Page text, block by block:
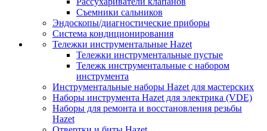
Съемники сальников
Эндоскопы/диагностические приборы
Система кондиционирования
Тележки инструментальные Hazet
Тележки инструментальные пустые
Тележк инструментальные с набором
инструмента
Инструментальные наборы Hazet для мастерских
Наборы инструмента Hazet для электрика (VDE)
Наборы для ремонта и восстановления резьбы
Hazet